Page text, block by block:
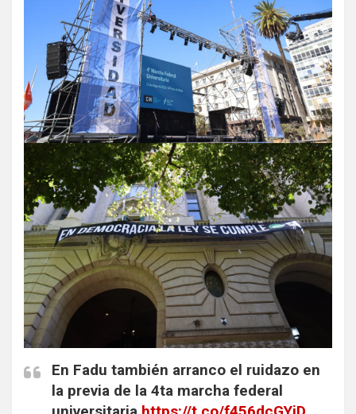
En Fadu también arranco el ruidazo en
la previa de la 4ta marcha federal